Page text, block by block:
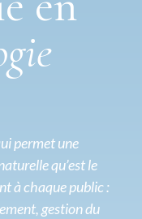
permet une
qu’est le
à chaque public :
gestion du